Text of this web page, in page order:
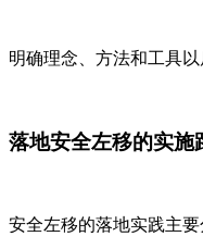
明确理念、方法和工具以
落地安全左移的实施
安全左移的落地实践主要